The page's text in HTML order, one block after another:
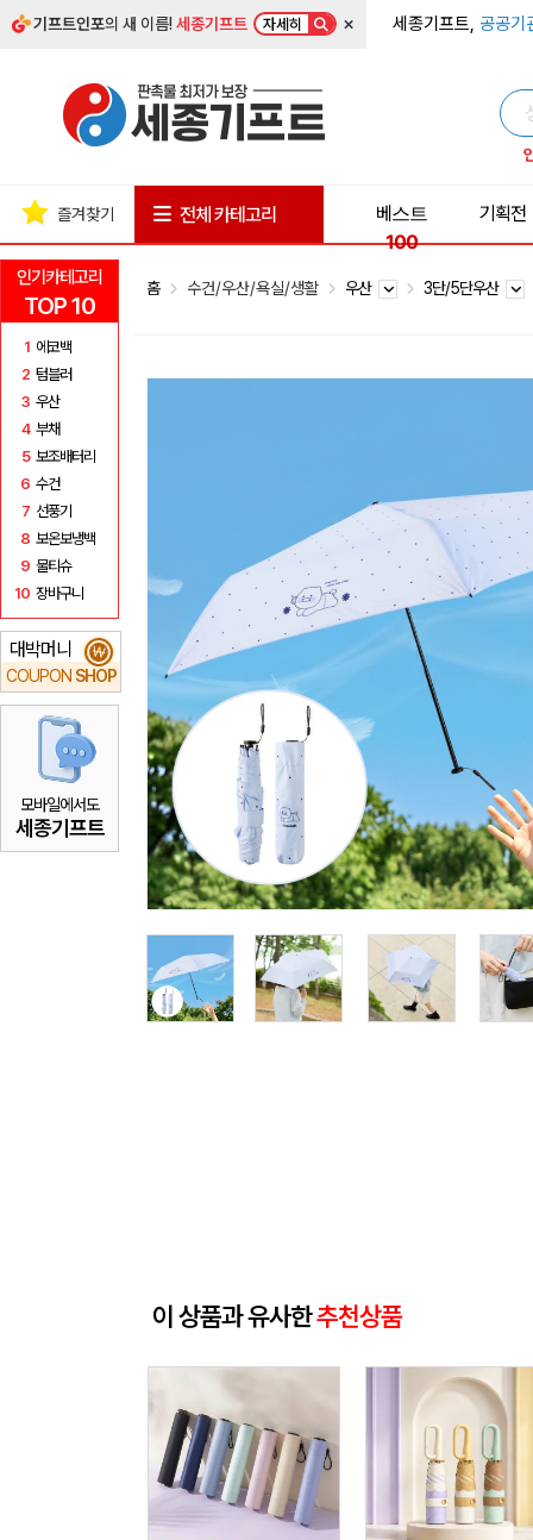
기프트인포의 새 이름!세종기프트 자세히 × 세종기프트, 공공기
인기카테고리
TOP 10
1 에코백
2 텀블러
3 우산
4 부채
5 보조배터리
6 수건
7 선풍기
8 보온보냉백
9 물티슈
10 장바구니
대박머니
COUPON SHOP
₩
모바일에서도
세종기프트
즐겨찾기 전체 카테고리
베스트
100
기획전
홈 수건/우산/욕실/생활 우산 3단/5단우산
이 상품과 유사한추천상품